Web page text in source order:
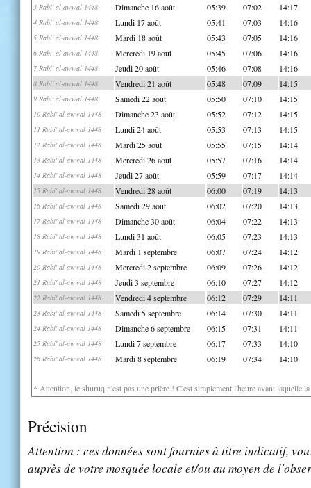
3 Rabi' al-awwal 1448 Dimanche 16 août 05:39 07:02 14:17
4 Rabi' al-awwal 1448 Lundi 17 août 05:41 07:03 14:16
5 Rabi' al-awwal 1448 Mardi 18 août 05:43 07:05 14:16
6 Rabi' al-awwal 1448 Mercredi 19 août 05:45 07:06 14:16
7 Rabi' al-awwal 1448 Jeudi 20 août 05:46 07:08 14:16
8 Rabi' al-awwal 1448 Vendredi 21 août 05:48 07:09 14:15
9 Rabi' al-awwal 1448 Samedi 22 août 05:50 07:10 14:15
10 Rabi' al-awwal 1448 Dimanche 23 août 05:52 07:12 14:15
11 Rabi' al-awwal 1448 Lundi 24 août 05:53 07:13 14:15
12 Rabi' al-awwal 1448 Mardi 25 août 05:55 07:15 14:14
13 Rabi' al-awwal 1448 Mercredi 26 août 05:57 07:16 14:14
14 Rabi' al-awwal 1448 Jeudi 27 août 05:59 07:17 14:14
15 Rabi' al-awwal 1448 Vendredi 28 août 06:00 07:19 14:13
16 Rabi' al-awwal 1448 Samedi 29 août 06:02 07:20 14:13
17 Rabi' al-awwal 1448 Dimanche 30 août 06:04 07:22 14:13
18 Rabi' al-awwal 1448 Lundi 31 août 06:05 07:23 14:13
19 Rabi' al-awwal 1448 Mardi 1 septembre 06:07 07:24 14:12
20 Rabi' al-awwal 1448 Mercredi 2 septembre 06:09 07:26 14:12
21 Rabi' al-awwal 1448 Jeudi 3 septembre 06:10 07:27 14:12
22 Rabi' al-awwal 1448 Vendredi 4 septembre 06:12 07:29 14:11
23 Rabi' al-awwal 1448 Samedi 5 septembre 06:14 07:30 14:11
24 Rabi' al-awwal 1448 Dimanche 6 septembre 06:15 07:31 14:11
25 Rabi' al-awwal 1448 Lundi 7 septembre 06:17 07:33 14:10
26 Rabi' al-awwal 1448 Mardi 8 septembre 06:19 07:34 14:10
* Attention, le shuruq n'est pas une prière ! C'est simplement l'heure avant laquelle
Précision
Attention : ces données sont fournies à titre indicatif,
auprès de votre mosquée locale et/ou au moyen de